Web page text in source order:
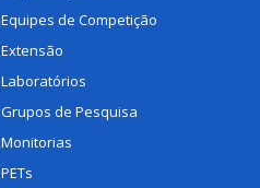
Equipes de Competição
Extensão
Laboratórios
Grupos de Pesquisa
Monitorias
PETs